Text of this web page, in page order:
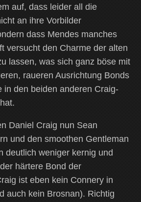
auf, dass leider all die
an ihre Vorbilder
dass Mendes manches
versucht den Charme der alten
lassen, was sich ganz böse mit
raueren Ausrichtung Bonds
in den beiden anderen Craig-
Daniel Craig nun Sean
und den smoothen Gentleman
deutlich weniger kernig und
härtere Bond der
ist eben kein Connery in
auch kein Brosnan). Richtig